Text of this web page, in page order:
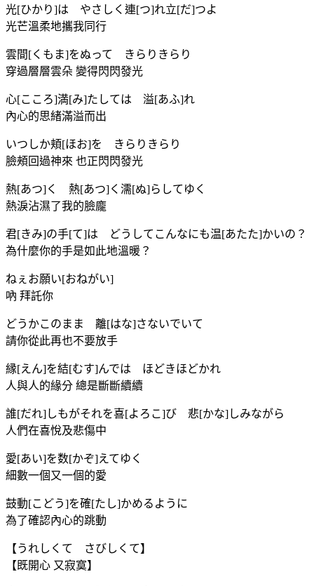
光[ひかり]は やさしく連[つ]れ立[だ]つよ
光芒溫柔地攜我同行
雲間[くもま]をぬって きらりきらり
穿過層層雲朵 變得閃閃發光
心[こころ]満[み]たしては 溢[あふ]れ
內心的思緒滿溢而出
いつしか頬[ほお]を きらりきらり
臉頰回過神來 也正閃閃發光
熱[あつ]く 熱[あつ]く濡[ぬ]らしてゆく
熱淚沾濕了我的臉龐
君[きみ]の手[て]は どうしてこんなにも温[あたた]かいの？
為什麼你的手是如此地溫暖？
ねぇお願い[おねがい]
吶 拜託你
どうかこのまま 離[はな]さないでいて
請你從此再也不要放手
縁[えん]を結[むす]んでは ほどきほどかれ
人與人的緣分 總是斷斷續續
誰[だれ]しもがそれを喜[よろこ]び 悲[かな]しみながら
人們在喜悅及悲傷中
愛[あい]を数[かぞ]えてゆく
細數一個又一個的愛
鼓動[こどう]を確[たし]かめるように
為了確認內心的跳動
【うれしくて さびしくて】
【既開心 又寂寞】